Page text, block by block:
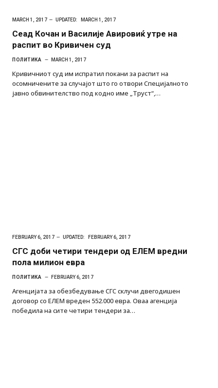
MARCH 1, 2017 UPDATED: MARCH 1, 2017
Сеад Кочан и Василије Авировиќ утре на
распит во Кривичен суд
ПОЛИТИКА MARCH 1, 2017
Кривичниот суд им испратил покани за распит на
осомничените за случајот што го отвори Специјалното
јавно обвинителство под кодно име „Труст“,…
FEBRUARY 6, 2017 UPDATED: FEBRUARY 6, 2017
СГС доби четири тендери од ЕЛЕМ вредни
пола милион евра
ПОЛИТИКА FEBRUARY 6, 2017
Агенцијата за обезбедување СГС склучи двегодишен
договор со ЕЛЕМ вреден 552.000 евра. Оваа агенција
победила на сите четири тендери за…